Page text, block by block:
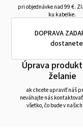
DOPRAVA
dostanete
pri objednávke nad 99 €.
ku kabelke.
Úprava
želanie
ak chcete upraviť náš
neváhajte nás
všetko, čo bude v